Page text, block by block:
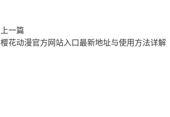
上一篇
樱花动漫官方网站入口最新地址与使用方法详解